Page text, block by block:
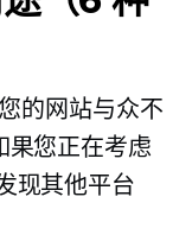
的网站与众不
果您正在考虑
现其他平台